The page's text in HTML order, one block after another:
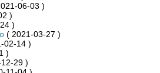
06-03 )
)
)
( 2021-03-27 )
02-14 )
)
29 )